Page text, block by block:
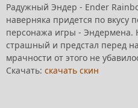
Радужный Эндер - Ender
наверняка придется по вкусу
персонажа игры - Эндермена.
страшный и предстал перед
мрачности от этого не
Скачать: скачать скин